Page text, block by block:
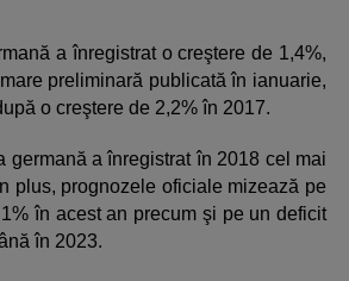
a înregistrat o creştere de 1,4%,
preliminară publicată în ianuarie,
o creştere de 2,2% în 2017.
germană a înregistrat în 2018 cel mai
plus, prognozele oficiale mizează pe
în acest an precum şi pe un deficit
în 2023.